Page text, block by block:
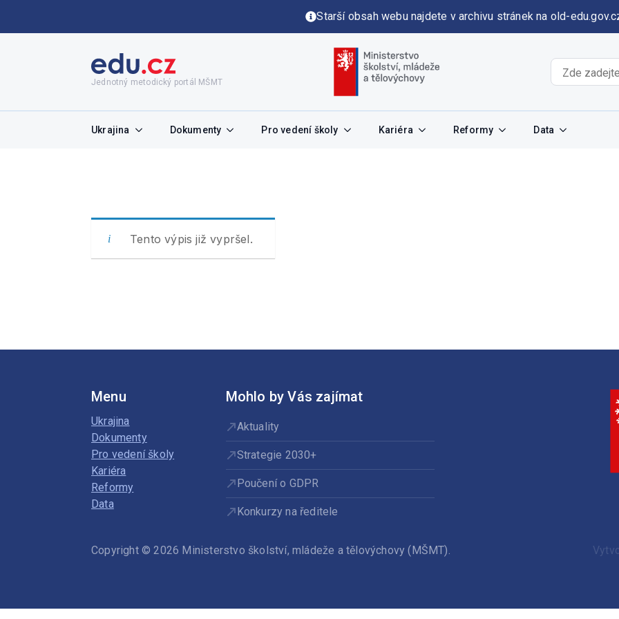
Starší obsah webu najdete v archivu stránek na old-
Jednotný metodický portál MŠMT
Ukrajina Dokumenty Pro vedení školy Kariéra Reformy Data
Tento výpis již vypršel.
Menu
Ukrajina
Dokumenty
Pro vedení školy
Kariéra
Reformy
Data
Mohlo by Vás zajímat
Aktuality
Strategie 2030+
Poučení o GDPR
Konkurzy na ředitele
Copyright © 2026 Ministerstvo školství, mládeže a tělovýchovy (MŠMT).